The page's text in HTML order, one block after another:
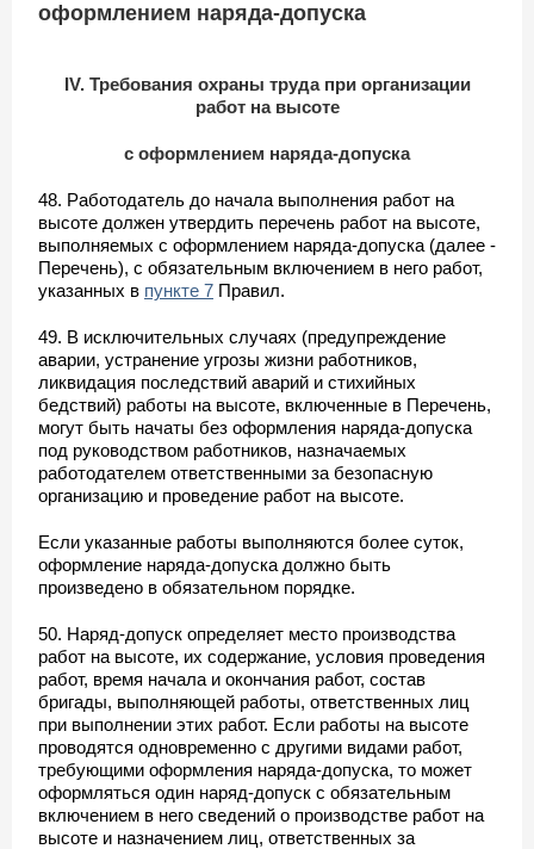
оформлением наряда-допуска
IV. Требования охраны труда при организации
работ на высоте
с оформлением наряда-допуска
48. Работодатель до начала выполнения работ на
высоте должен утвердить перечень работ на высоте,
выполняемых с оформлением наряда-допуска (далее -
Перечень), с обязательным включением в него работ,
указанных в пункте 7 Правил.
49. В исключительных случаях (предупреждение
аварии, устранение угрозы жизни работников,
ликвидация последствий аварий и стихийных
бедствий) работы на высоте, включенные в Перечень,
могут быть начаты без оформления наряда-допуска
под руководством работников, назначаемых
работодателем ответственными за безопасную
организацию и проведение работ на высоте.
Если указанные работы выполняются более суток,
оформление наряда-допуска должно быть
произведено в обязательном порядке.
50. Наряд-допуск определяет место производства
работ на высоте, их содержание, условия проведения
работ, время начала и окончания работ, состав
бригады, выполняющей работы, ответственных лиц
при выполнении этих работ. Если работы на высоте
проводятся одновременно с другими видами работ,
требующими оформления наряда-допуска, то может
оформляться один наряд-допуск с обязательным
включением в него сведений о производстве работ на
высоте и назначением лиц, ответственных за